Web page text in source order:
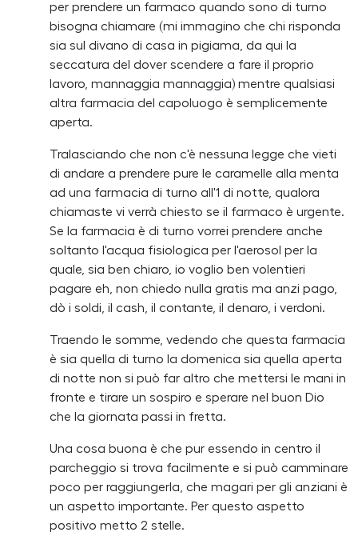
per prendere un farmaco quando sono di turno
bisogna chiamare (mi immagino che chi risponda
sia sul divano di casa in pigiama, da qui la
seccatura del dover scendere a fare il proprio
lavoro, mannaggia mannaggia) mentre qualsiasi
altra farmacia del capoluogo è semplicemente
aperta.
Tralasciando che non c'è nessuna legge che vieti
di andare a prendere pure le caramelle alla menta
ad una farmacia di turno all'1 di notte, qualora
chiamaste vi verrà chiesto se il farmaco è urgente.
Se la farmacia è di turno vorrei prendere anche
soltanto l'acqua fisiologica per l'aerosol per la
quale, sia ben chiaro, io voglio ben volentieri
pagare eh, non chiedo nulla gratis ma anzi pago,
dò i soldi, il cash, il contante, il denaro, i verdoni.
Traendo le somme, vedendo che questa farmacia
è sia quella di turno la domenica sia quella aperta
di notte non si può far altro che mettersi le mani in
fronte e tirare un sospiro e sperare nel buon Dio
che la giornata passi in fretta.
Una cosa buona è che pur essendo in centro il
parcheggio si trova facilmente e si può camminare
poco per raggiungerla, che magari per gli anziani è
un aspetto importante. Per questo aspetto
positivo metto 2 stelle.